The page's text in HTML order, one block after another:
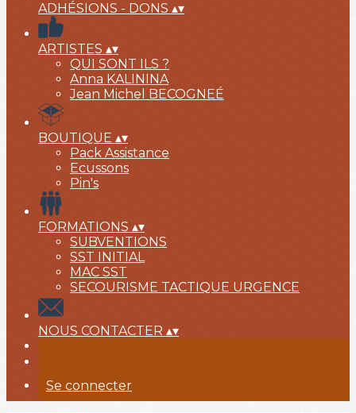
ADHÉSIONS - DONS ▴▾
ARTISTES ▴▾
QUI SONT ILS ?
Anna KALININA
Jean Michel BECOGNEÉ
BOUTIQUE ▴▾
Pack Assistance
Ecussons
Pin's
FORMATIONS ▴▾
SUBVENTIONS
SST INITIAL
MAC SST
SECOURISME TACTIQUE URGENCE
NOUS CONTACTER ▴▾
Se connecter